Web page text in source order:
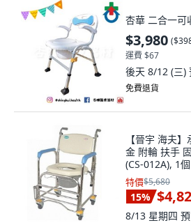
杏華 二合一可
$3,980 (
運費 $67
後天 8/12 (三)
免費退貨
【晉宇 海夫
金 附輪 扶手
(CS-012A), 1個
特價$5,680
15%
8/13 星期四